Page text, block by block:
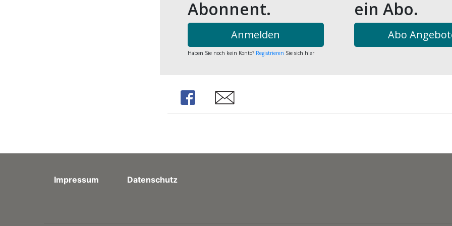
Abonnent.
Anmelden
Haben Sie noch kein Konto?Registrieren Sie sich hier
ein Abo.
Abo
Share Share
Impressum Datenschutz